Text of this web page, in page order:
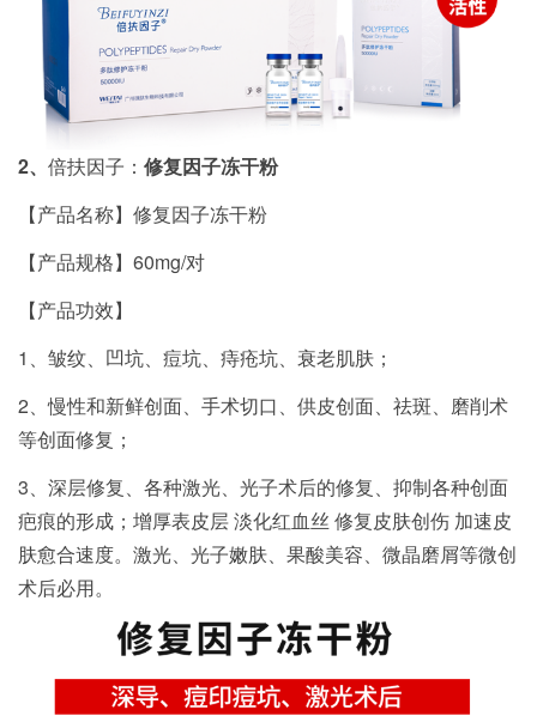
2、 倍扶因子： 修复因子冻干粉
【产品名称】修复因子冻干粉
【产品规格】60mg/对
【产品功效】
1、皱纹、凹坑、痘坑、痔疮坑、衰老肌肤；
2、慢性和新鲜创面、手术切口、供皮创面、祛斑、磨削术
等创面修复；
3、深层修复、各种激光、光子术后的修复、抑制各种创面
疤痕的形成；增厚表皮层 淡化红血丝 修复皮肤创伤 加速皮
肤愈合速度。激光、光子嫩肤、果酸美容、微晶磨屑等微创
术后必用。